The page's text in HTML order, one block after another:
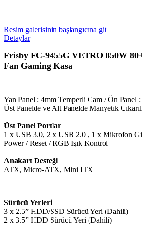
Resim galerisinin başlangıcına git
Detaylar
Frisby FC-9455G VETRO 850W
Fan Gaming Kasa
Yan Panel : 4mm Temperli Cam / Ön Panel
Üst Panelde ve Alt Panelde Manyetik
Üst Panel Portlar
1 x USB 3.0, 2 x USB 2.0 , 1 x Mikrofon
Power / Reset / RGB Işık Kontrol
Anakart Desteği
ATX, Micro-ATX, Mini ITX
Sürücü Yerleri
3 x 2.5” HDD/SSD Sürücü Yeri (Dahili)
2 x 3.5” HDD Sürücü Yeri (Dahili)